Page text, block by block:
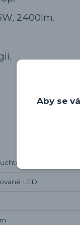
2400lm.
LED
Aby se